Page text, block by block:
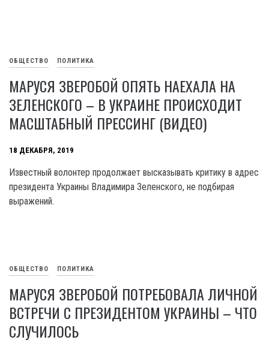
ОБЩЕСТВО ПОЛИТИКА
МАРУСЯ ЗВЕРОБОЙ ОПЯТЬ НАЕХАЛА НА
ЗЕЛЕНСКОГО – В УКРАИНЕ ПРОИСХОДИТ
МАСШТАБНЫЙ ПРЕССИНГ (ВИДЕО)
18 ДЕКАБРЯ, 2019
Известный волонтер продолжает высказывать критику в адрес
президента Украины Владимира Зеленского, не подбирая
выражений.
ОБЩЕСТВО ПОЛИТИКА
МАРУСЯ ЗВЕРОБОЙ ПОТРЕБОВАЛА ЛИЧНОЙ
ВСТРЕЧИ С ПРЕЗИДЕНТОМ УКРАИНЫ – ЧТО
СЛУЧИЛОСЬ